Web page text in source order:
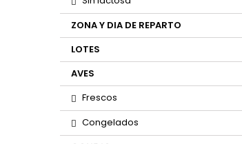
ZONA Y DIA DE REPARTO
LOTES
AVES
Frescos
Congelados